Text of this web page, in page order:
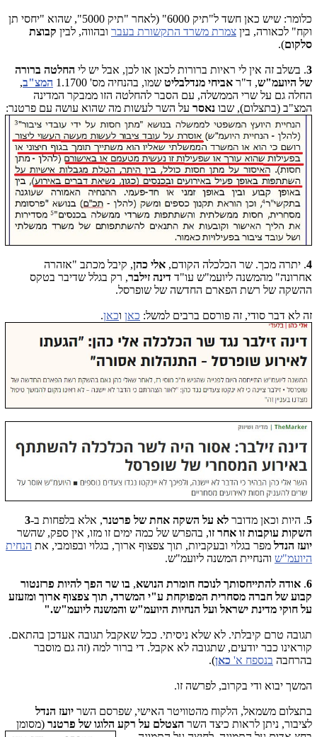
כלומר: שיש כאן חשד ל"תיק 6000" (לאחר "תיק 5000", שהוא "יחסי תן
וקח" לכאורה, בין צמרת משרד התקשורת בעבר ובהווה, לבין קבוצת
סלקום).
3. בשלב זה אין לי ראיות ברורות לכאן או לכן, אבל יש לי החלטה ברורה
של היועמ"ש, ד"ר אביחי מנדלבליט שמו, בהנחיה מס' 1.1700 המצ"ב,
החלה גם על שרי הממשלה, עם הסבר להחלטה הזו ממבקר המדינה
המצ"ב (בתצלום), שבו נאסר על השר לעשות מה שהוא עושה עם פרטנר:
4. יתרה מכך. שר הכלכלה הקודם, אלי כהן, קיבל מכתב "אזהרה
אחרונה" מהמשנה ליועמ"ש עו"ד דינה זילבר, רק בגלל שדיבר בטקס
ההשקה של רשת הפארם החדשה של שופרסל.
זה לא דבר סודי, זה פורסם ברבים למשל: כאן וכאן.
5. היות וכאן מדובר לא על השקה אחת של פרטנר, אלא בלפחות ב-3
השקות עוקבות זו אחר זו, בהפרש של כמה ימים זו מזו, אין ספק, שהשר
יועז הנדל מפר בגלוי ובעקביות, תוך צפצוף ארוך, בגלוי ובפומבי, את הנחית
היועמ"ש והנחיית המשנה ליועמ"ש.
6
. אודה להתייחסותך לנוכח חומרת הנושא, בו שר הפך להיות פרזנטור
קבוע של חברה מסחרית המפוקחת ע"י המשרד, תוך צפצוף ארוך ומזעזע
על חוקי מדינת ישראל ועל הנחיות היועמ"ש והמשנה ליועמ"ש."
תגובה טרם קיבלתי. לא שלא ניסיתי. ככל שאקבל תגובה אעדכן בהתאם.
קוראינו כבר יודעים, שתגובה לא אקבל. די ברור למה (זה גם מוסבר
בהרחבה בנספח א' כאן).
המשך יבוא ודי בקרוב, לפרשה זו.
בתצלום משמאל, הלקוח מהטוויטר האישי, שפרסם השר יועז הנדל
לציבור, ניתן לראות כיצד השר הצטלם על רקע הלוגו של פרטנר (מסומן